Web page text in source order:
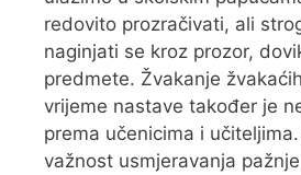
redovito prozračivati, ali
naginjati se kroz prozor,
predmete. Žvakanje
vrijeme nastave također je
prema učenicima i
važnost usmjeravanja